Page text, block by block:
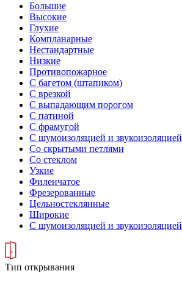
Большие
Высокие
Глухие
Компланарные
Нестандартные
Низкие
Противопожарное
С багетом (штапиком)
С врезкой
С выпадающим порогом
С патиной
С фрамугой
С шумоизоляцией и звукоизоляцией
Со скрытыми петлями
Со стеклом
Узкие
Филенчатое
Фрезерованные
Цельностеклянные
Широкие
С шумоизоляцией и звукоизоляцией
Тип открывания